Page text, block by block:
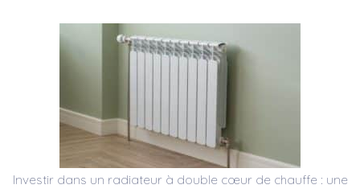
Investir dans un radiateur à double cœur de chauffe : une